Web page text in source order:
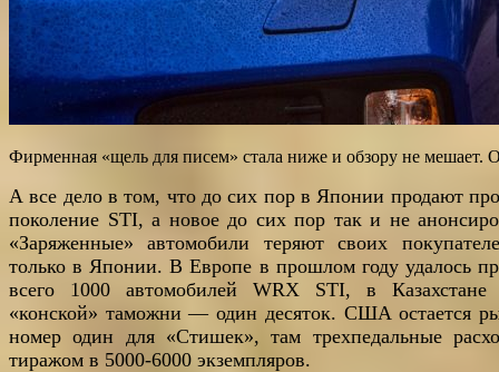
Фирменная «щель для писем» стала ниже и обзору не мешает.
А все дело в том, что до сих пор в Японии продают
поколение STI, а новое до сих пор так и не
«Заряженные» автомобили теряют своих
только в Японии. В Европе в прошлом году удалось
всего 1000 автомобилей WRX STI, в Казахстане
«конской» таможни — один десяток. США остается
номер один для «Стишек», там трехпедальные
тиражом в 5000-6000 экземпляров.